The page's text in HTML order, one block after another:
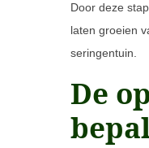
Door deze
laten groeien
seringentuin.
De